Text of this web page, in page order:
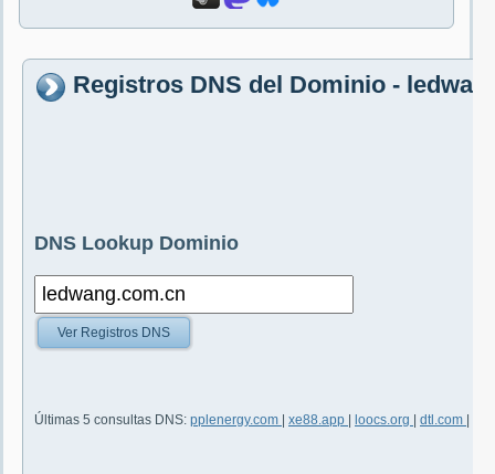
Registros DNS del Dominio -
DNS Lookup Dominio
Ver Registros DNS
Últimas 5 consultas DNS: pplenergy.com xe88.app loocs.org dtl.com